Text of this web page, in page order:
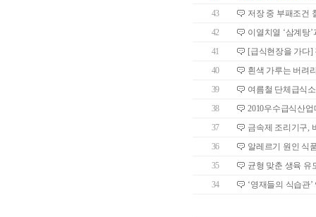
43
저장 중 부패조건
42
이열치열 ‘삼계탕’
41
[급식현장을 가다
40
흰색 가루는 버려
39
여름철 단체급식
38
2010우수급식산업
37
금속제 조리기구,
36
알레르기 원인 식
35
균형 맞춘 생육 유
34
‘영재들의 식습관